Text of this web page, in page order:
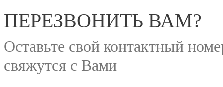
ПЕРЕЗВОНИТЬ ВАМ?
Оставьте свой контактный
свяжутся с Вами